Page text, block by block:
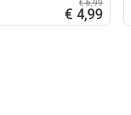
€ 6,99
€ 4,99